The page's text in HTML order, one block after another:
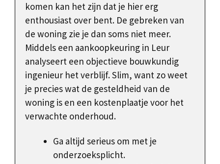
komen kan het zijn dat je hier erg
enthousiast over bent. De gebreken van
de woning zie je dan soms niet meer.
Middels een aankoopkeuring in Leur
analyseert een objectieve bouwkundig
ingenieur het verblijf. Slim, want zo weet
je precies wat de gesteldheid van de
woning is en een kostenplaatje voor het
verwachte onderhoud.
Ga altijd serieus om met je
onderzoeksplicht.